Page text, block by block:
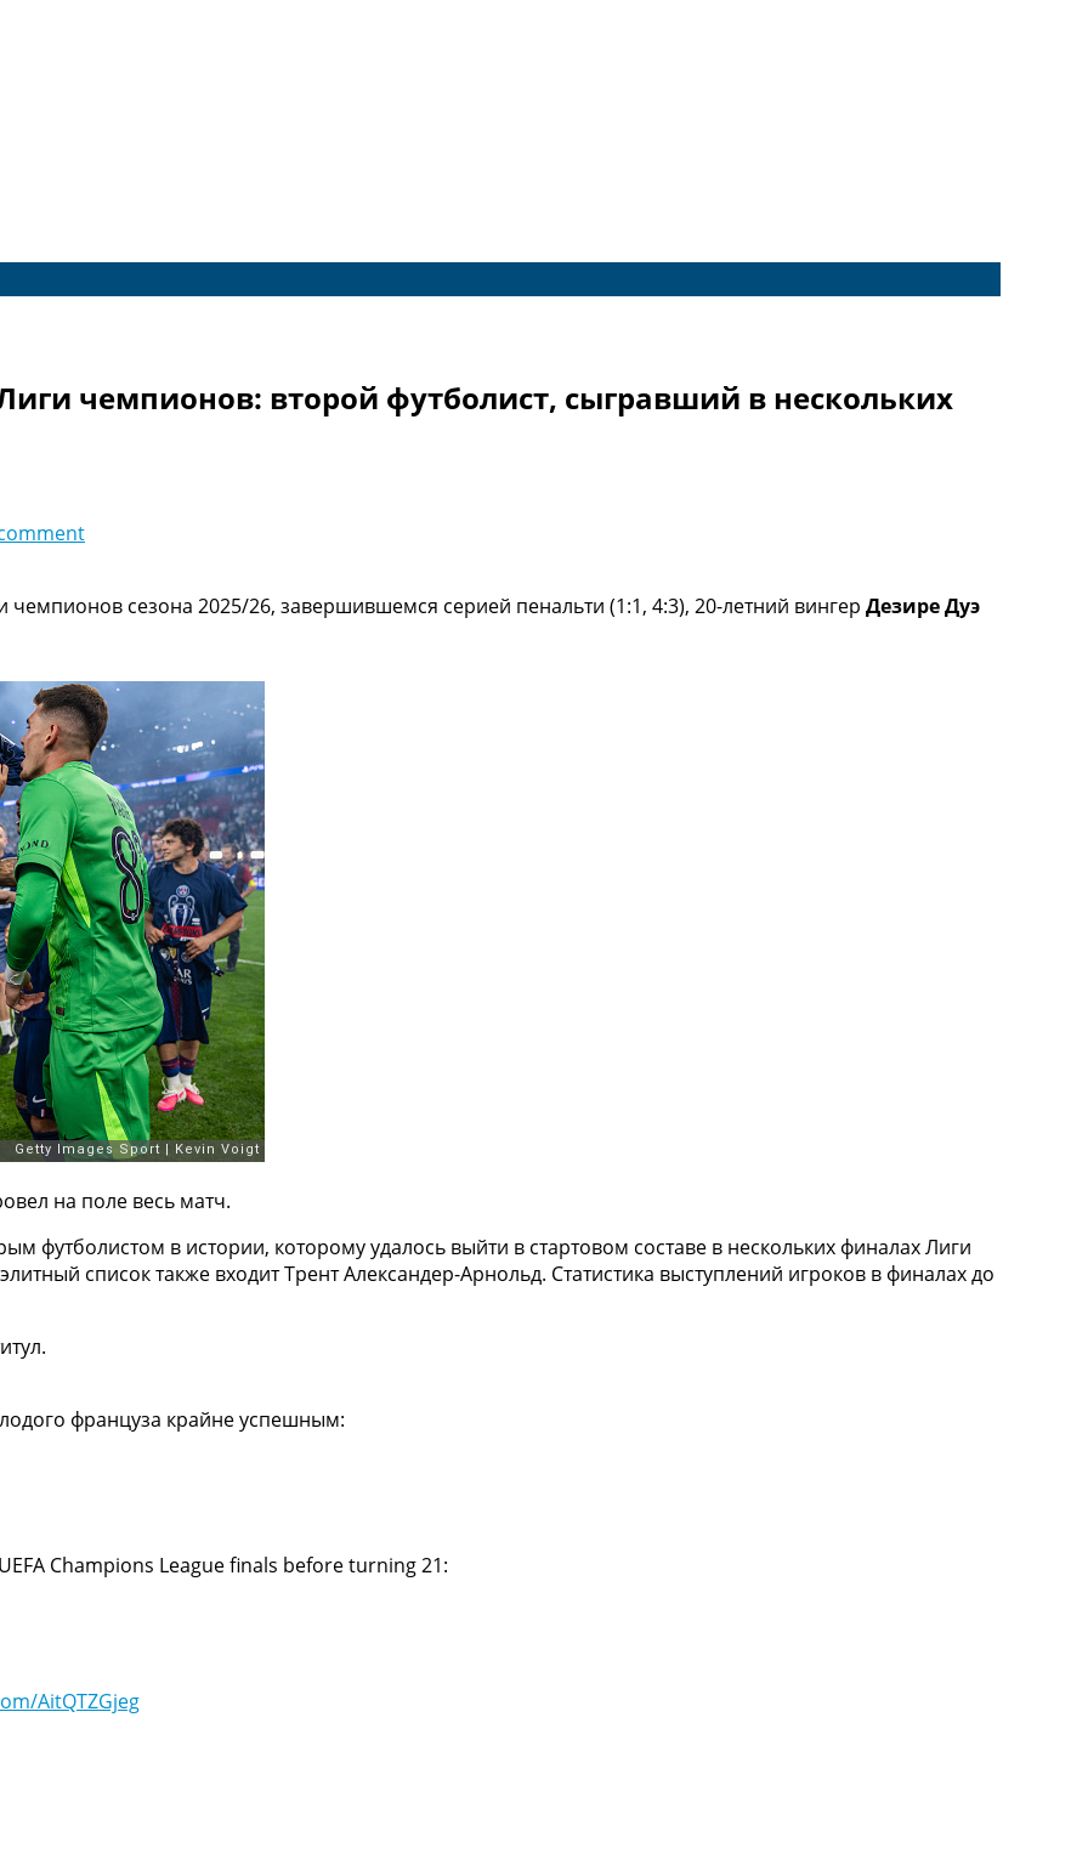
чемпионов: второй футболист, сыгравший в нескольких
сезона 2025/26, завершившемся серией пенальти (1:1, 4:3), 20-летний вингер Дезире Дуэ
на поле весь матч.
футболистом в истории, которому удалось выйти в стартовом составе в нескольких финалах Лиги
список также входит Трент Александер-Арнольд. Статистика выступлений игроков в финалах до
француза крайне успешным:
Champions League finals before turning 21:
AitQTZGjeg